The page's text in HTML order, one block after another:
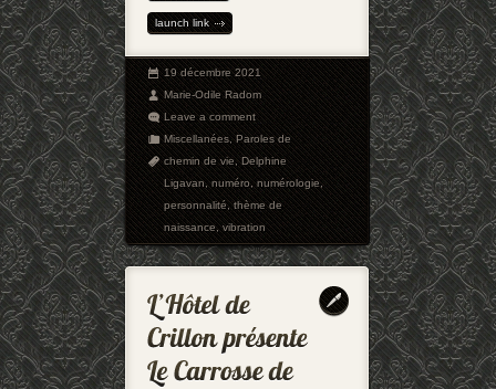
launch link
19 décembre 2021
Marie-Odile Radom
Leave a comment
Miscellanées,Paroles de
chemin de vie,Delphine
Ligavan,numéro,numérologie,
personnalité,thème de
naissance,vibration